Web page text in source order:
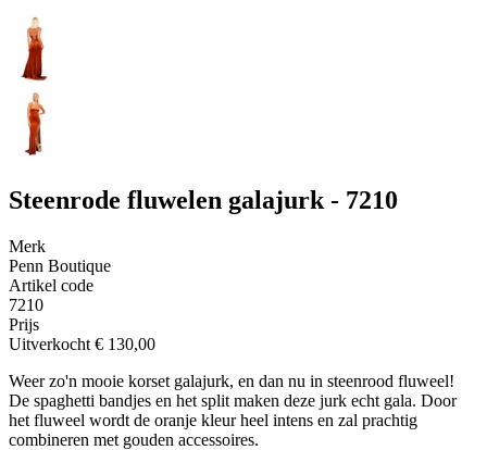
Steenrode fluwelen galajurk - 7210
Merk
Penn Boutique
Artikel code
7210
Prijs
Uitverkocht € 130,00
Weer zo'n mooie korset galajurk, en dan nu in steenrood fluweel!
De spaghetti bandjes en het split maken deze jurk echt gala. Door
het fluweel wordt de oranje kleur heel intens en zal prachtig
combineren met gouden accessoires.